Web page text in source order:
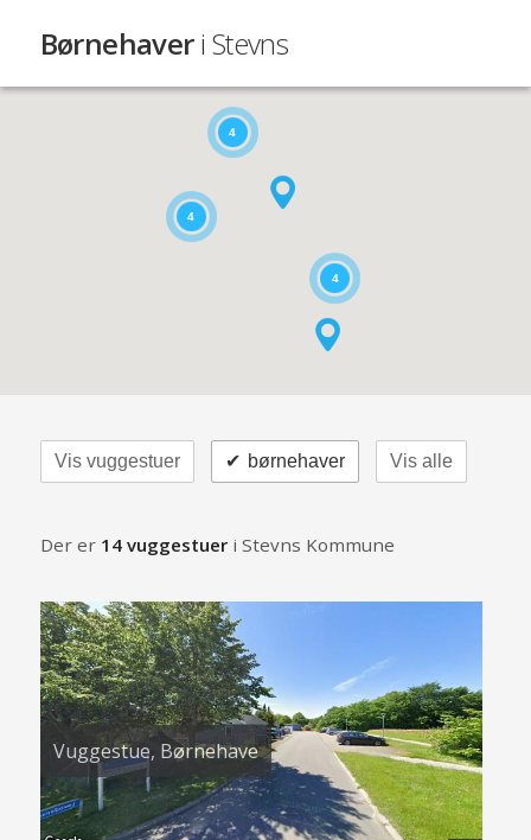
Børnehaveri Stevns
4
4
4
Vis vuggestuer børnehaver
✔ Vis alle
Der er 14 vuggestueri Stevns Kommune
Vuggestue, Børnehave